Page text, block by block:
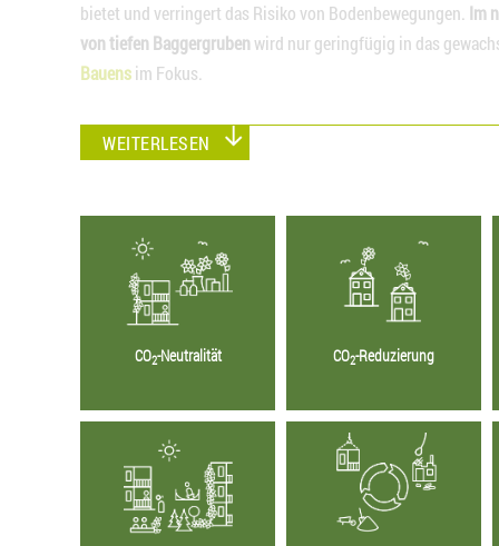
bietet und verringert das Risiko von Bodenbewegungen. Im
von tiefen Baggergruben wird nur geringfügig in das
Bauensim Fokus.
WEITERLESEN
CO2-Neutralität CO2-Reduzierung